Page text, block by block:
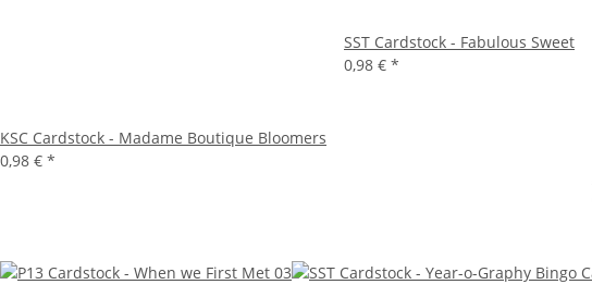
KSC Cardstock - Madame Boutique Bloomers
0,98 € *
SST Cardstock - Fabulous Sweet
0,98 € *